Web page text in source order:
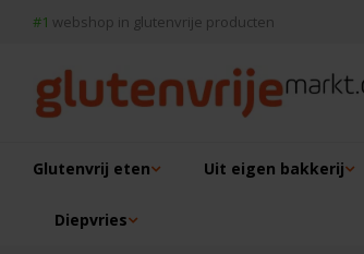
#1 webshop in glutenvrije producten
Glutenvrij eten Uit eigen bakkerij
Diepvries